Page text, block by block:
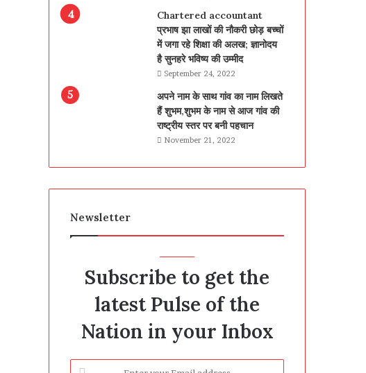
Chartered accountant
प्रभाष झा लाखों की नौकरी छोड़ बच्चों
में जगा रहे शिक्षा की अलख; ज्ञानोदय
है सुनहरे भविष्य की उम्मीद
September 24, 2022
अपने नाम के साथ गांव का नाम लिखते
हैं शुभम,शुभम के नाम से आज गांव की
राष्ट्रीय स्तर पर बनी पहचान
November 21, 2022
Newsletter
Subscribe to get the
latest Pulse of the
Nation in your Inbox